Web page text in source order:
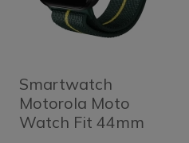
Smartwatch
Motorola Moto
Watch Fit 44mm